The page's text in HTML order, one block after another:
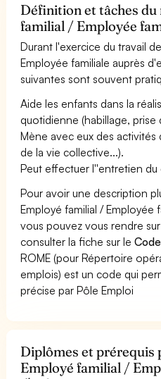
Définition et tâches
familial / Employée
Durant l'exercice du travail
Employée familiale auprès
suivantes sont souvent
Aide les enfants dans la
quotidienne (habillage, prise
Mène avec eux des activités
de la vie collective...).
Peut effectuer l''entretien
Pour avoir une description
Employé familial / Employée
vous pouvez vous rendre
consulter la fiche sur le
ROME (pour Répertoire
emplois) est un code qui
précise par Pôle Emploi
Diplômes et prérequis
Employé familial /